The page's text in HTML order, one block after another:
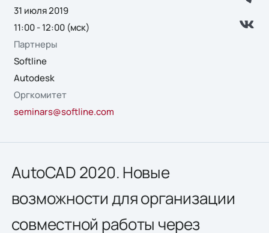
31 июля 2019
11:00 - 12:00 (мск)
Партнеры
Softline
Autodesk
Оргкомитет
seminars@softline.com
AutoCAD 2020. Новые
возможности для организации
совместной работы через